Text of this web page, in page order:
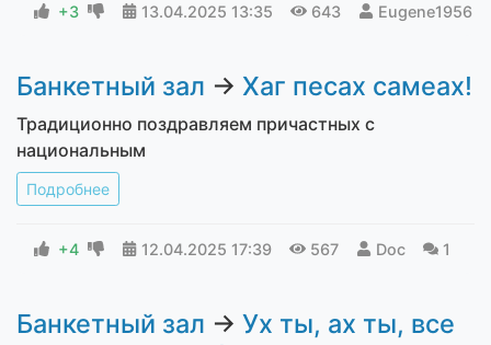
+3 13.04.2025 13:35 643 Eugene1956
Банкетный зал → Хаг песах самеах!
Традиционно поздравляем причастных с
национальным
Подробнее
+4 12.04.2025 17:39 567 Doc 1
Банкетный зал → Ух ты, ах ты, все